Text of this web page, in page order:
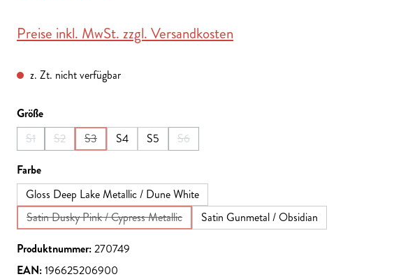
Preise inkl. MwSt. zzgl. Versandkosten
z. Zt. nicht verfügbar
Größeauswählen
S1
(Diese Option ist zurzeit nicht verfügbar.)
S2
(Diese Option ist zurzeit nicht verfügbar.)
S3
(Diese Option ist zurzeit nicht verfügbar.)
S4 S5 S6
(Diese Option ist zurzeit nicht verfügbar.)
Farbeauswählen
Gloss Deep Lake Metallic / Dune White
Satin Dusky Pink / Cypress Metallic
(Diese Option ist zurzeit nicht verfügbar.)
Satin Gunmetal / Obsidian
Produktnummer:270749
EAN:196625206900